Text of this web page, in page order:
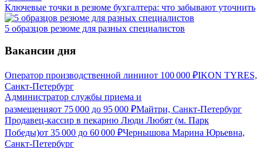
Ключевые точки в резюме бухгалтера: что забывают уточнить
5 образцов резюме для разных специалистов
Вакансии дня
Оператор производственной линииот 100 000 ₽IKON TYRES,
Санкт-Петербург
Администратор службы приема и
размещенияот 75 000 до 95 000 ₽Майтри, Санкт-Петербург
Продавец-кассир в пекарню Люди Любят (м. Парк
Победы)от 35 000 до 60 000 ₽Чернышова Марина Юрьевна,
Санкт-Петербург